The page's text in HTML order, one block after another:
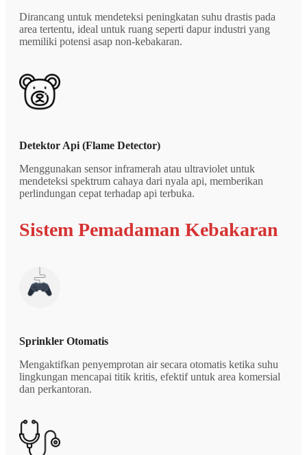
Dirancang untuk mendeteksi peningkatan suhu drastis pada
area tertentu, ideal untuk ruang seperti dapur industri yang
memiliki potensi asap non-kebakaran.
Detektor Api (Flame Detector)
Menggunakan sensor inframerah atau ultraviolet untuk
mendeteksi spektrum cahaya dari nyala api, memberikan
perlindungan cepat terhadap api terbuka.
Sistem Pemadaman Kebakaran
Sprinkler Otomatis
Mengaktifkan penyemprotan air secara otomatis ketika suhu
lingkungan mencapai titik kritis, efektif untuk area komersial
dan perkantoran.